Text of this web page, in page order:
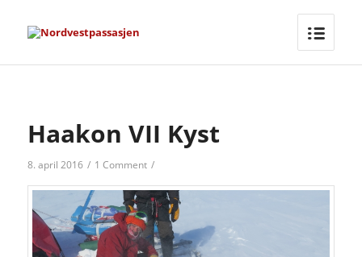
Haakon VII Kyst
8. april 2016 / 1 Comment /